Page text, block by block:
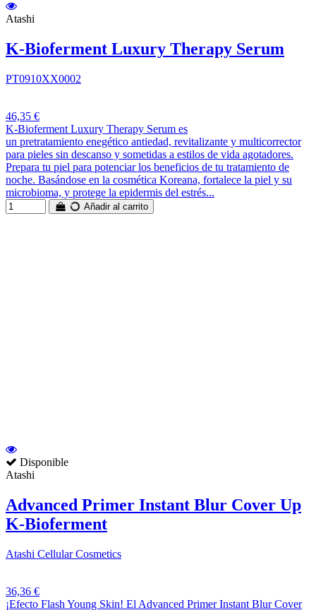
Atashi
K-Bioferment Luxury Therapy Serum
PT0910XX0002
46,35 €
K-Bioferment Luxury Therapy Serum es
un pretratamiento enegético antiedad, revitalizante y multicorrector
para pieles sin descanso y sometidas a estilos de vida agotadores.
Prepara tu piel para potenciar los beneficios de tu tratamiento de
noche. Basándose en la cosmética Koreana, fortalece la piel y su
microbioma, y protege la epidermis del estrés...
Añadir al carrito
Disponible
Atashi
Advanced Primer Instant Blur Cover Up
K-Bioferment
Atashi Cellular Cosmetics
36,36 €
¡Efecto Flash Young Skin! El Advanced Primer Instant Blur Cover